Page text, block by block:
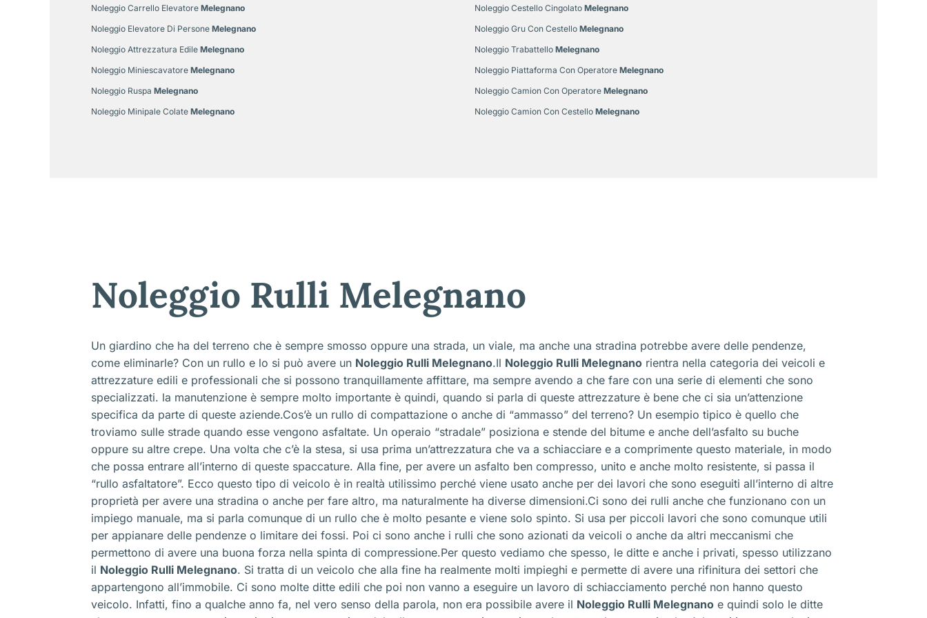
Noleggio Carrello Elevatore Melegnano
Noleggio Elevatore Di Persone Melegnano
Noleggio Attrezzatura Edile Melegnano
Noleggio Miniescavatore Melegnano
Noleggio Ruspa Melegnano
Noleggio Minipale Colate Melegnano
Noleggio Cestello Cingolato Melegnano
Noleggio Gru Con Cestello Melegnano
Noleggio Trabattello Melegnano
Noleggio Piattaforma Con Operatore Melegnano
Noleggio Camion Con Operatore Melegnano
Noleggio Camion Con Cestello Melegnano
Noleggio Rulli Melegnano
Un giardino che ha del terreno che è sempre smosso oppure una strada, un viale, ma anche una stradina potrebbe avere delle pendenze,
come eliminarle? Con un rullo e lo si può avere un Noleggio Rulli Melegnano.Il Noleggio Rulli Melegnano rientra nella categoria dei veicoli e
attrezzature edili e professionali che si possono tranquillamente affittare, ma sempre avendo a che fare con una serie di elementi che sono
specializzati. la manutenzione è sempre molto importante è quindi, quando si parla di queste attrezzature è bene che ci sia un’attenzione
specifica da parte di queste aziende.Cos’è un rullo di compattazione o anche di “ammasso” del terreno? Un esempio tipico è quello che
troviamo sulle strade quando esse vengono asfaltate. Un operaio “stradale” posiziona e stende del bitume e anche dell’asfalto su buche
oppure su altre crepe. Una volta che c’è la stesa, si usa prima un’attrezzatura che va a schiacciare e a comprimente questo materiale, in modo
che possa entrare all’interno di queste spaccature. Alla fine, per avere un asfalto ben compresso, unito e anche molto resistente, si passa il
“rullo asfaltatore”. Ecco questo tipo di veicolo è in realtà utilissimo perché viene usato anche per dei lavori che sono eseguiti all’interno di altre
proprietà per avere una stradina o anche per fare altro, ma naturalmente ha diverse dimensioni.Ci sono dei rulli anche che funzionano con un
impiego manuale, ma si parla comunque di un rullo che è molto pesante e viene solo spinto. Si usa per piccoli lavori che sono comunque utili
per appianare delle pendenze o limitare dei fossi. Poi ci sono anche i rulli che sono azionati da veicoli o anche da altri meccanismi che
permettono di avere una buona forza nella spinta di compressione.Per questo vediamo che spesso, le ditte e anche i privati, spesso utilizzano
il Noleggio Rulli Melegnano. Si tratta di un veicolo che alla fine ha realmente molti impieghi e permette di avere una rifinitura dei settori che
appartengono all’immobile. Ci sono molte ditte edili che poi non vanno a eseguire un lavoro di schiacciamento perché non hanno questo
veicolo. Infatti, fino a qualche anno fa, nel vero senso della parola, non era possibile avere il Noleggio Rulli Melegnano e quindi solo le ditte